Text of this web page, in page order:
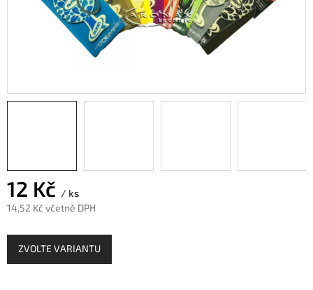
12 Kč / ks
14,52 Kč včetně DPH
ZVOLTE VARIANTU